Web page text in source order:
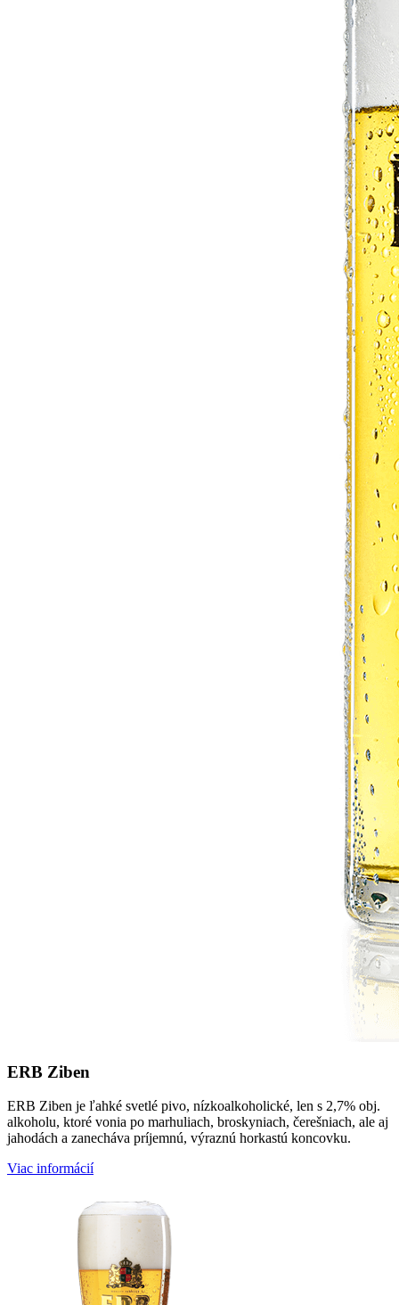
ERB Ziben
ERB Ziben je ľahké svetlé pivo, nízkoalkoholické, len s 2,7% obj.
alkoholu, ktoré vonia po marhuliach, broskyniach, čerešniach, ale aj
jahodách a zanecháva príjemnú, výraznú horkastú koncovku.
Viac informácií